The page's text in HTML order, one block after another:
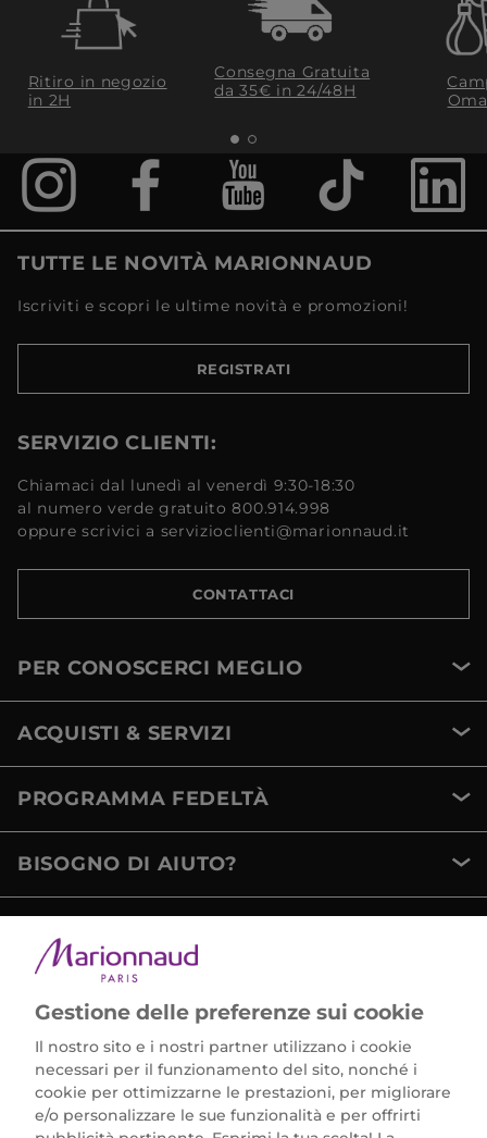
Ritiro in negozio
in 2H
Consegna Gratuita
da 35€​ in 24/48H
TUTTE LE NOVITÀ MARIONNAUD
Iscriviti e scopri le ultime novità e promozioni!
REGISTRATI
SERVIZIO CLIENTI:
Chiamaci dal lunedì al venerdì 9:30-18:30
al numero verde gratuito 800.914.998
oppure scrivici a servizioclienti@marionnaud.it
CONTATTACI
PER CONOSCERCI MEGLIO
ACQUISTI & SERVIZI
PROGRAMMA FEDELTÀ
BISOGNO DI AIUTO?
Marionnaud Parfumeries Italia S.r.l.
Gestione delle preferenze sui cookie
Il nostro sito e i nostri partner utilizzano i cookie
necessari per il funzionamento del sito, nonché i
cookie per ottimizzarne le prestazioni, per migliorare
e/o personalizzare le sue funzionalità e per offrirti